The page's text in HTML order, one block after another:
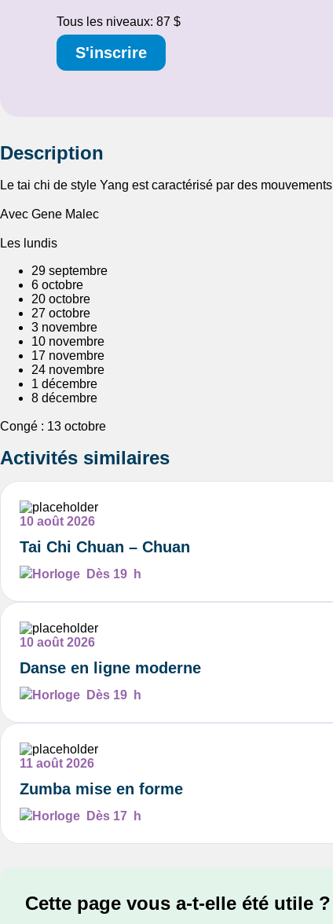
Tous les niveaux: 87 $
S'inscrire
Description
Le tai chi de style Yang est caractérisé par des
Avec Gene Malec
Les lundis
29 septembre
6 octobre
20 octobre
27 octobre
3 novembre
10 novembre
17 novembre
24 novembre
1 décembre
8 décembre
Congé : 13 octobre
Activités similaires
10 août 2026
Tai Chi Chuan – Chuan
Dès 19 h
10 août 2026
Danse en ligne moderne
Dès 19 h
11 août 2026
Zumba mise en forme
Dès 17 h
Cette page vous a-t-elle été utile ?